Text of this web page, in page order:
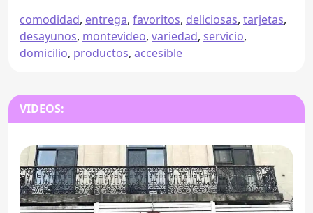
comodidad, entrega, favoritos, deliciosas, tarjetas,
desayunos, montevideo, variedad, servicio,
domicilio, productos, accesible
VIDEOS: